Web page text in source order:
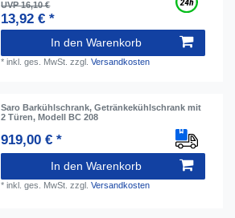
UVP 16,10 €
13,92 € *
In den Warenkorb
*inkl. ges. MwSt. zzgl.Versandkosten
Saro Barkühlschrank, Getränkekühlschrank mit
2 Türen, Modell BC 208
919,00 € *
In den Warenkorb
*inkl. ges. MwSt. zzgl.Versandkosten